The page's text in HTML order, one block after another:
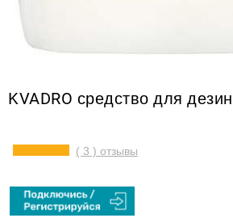
KVADRO средство для
( 3 ) отзывы